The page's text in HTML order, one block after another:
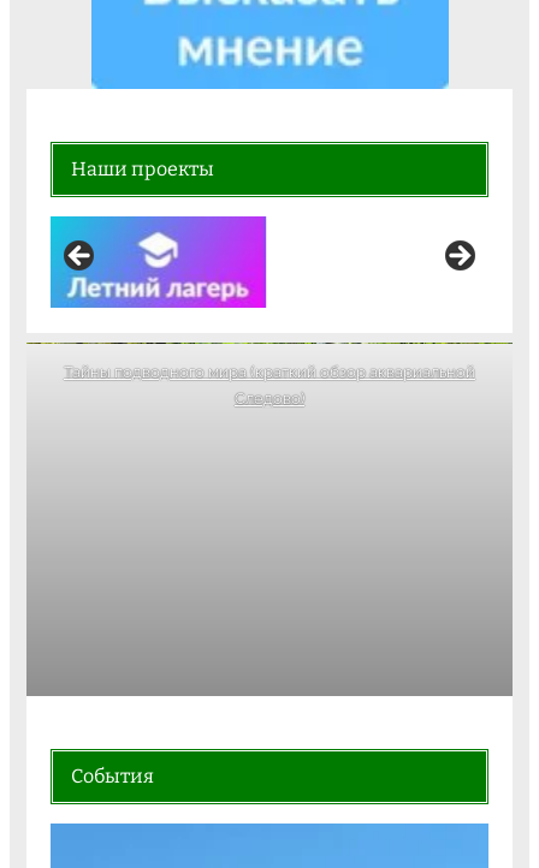
Наши проекты
Тайны подводного мира (краткий обзор аквариальной
Следово)
События